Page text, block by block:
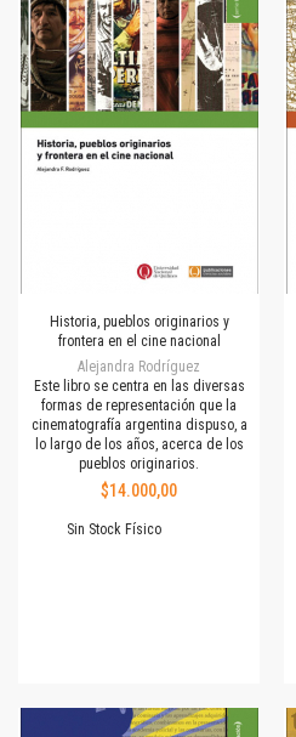
Historia, pueblos originarios y
frontera en el cine nacional
Alejandra Rodríguez
Este libro se centra en las diversas
formas de representación que la
cinematografía argentina dispuso, a
lo largo de los años, acerca de los
pueblos originarios.
$14.000,00
Sin Stock Físico